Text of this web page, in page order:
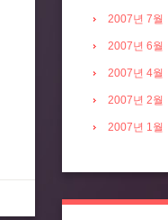
2007년 7월
2007년 6월
2007년 4월
2007년 2월
2007년 1월